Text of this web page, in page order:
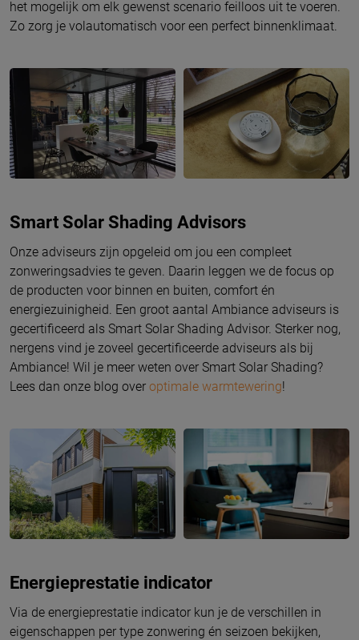
het mogelijk om elk gewenst scenario feilloos uit te voeren.
Zo zorg je volautomatisch voor een perfect binnenklimaat.
Smart Solar Shading Advisors
Onze adviseurs zijn opgeleid om jou een compleet
zonweringsadvies te geven. Daarin leggen we de focus op
de producten voor binnen en buiten, comfort én
energiezuinigheid. Een groot aantal Ambiance adviseurs is
gecertificeerd als Smart Solar Shading Advisor. Sterker nog,
nergens vind je zoveel gecertificeerde adviseurs als bij
Ambiance! Wil je meer weten over Smart Solar Shading?
Lees dan onze blog over optimale warmtewering!
Energieprestatie indicator
Via de energieprestatie indicator kun je de verschillen in
eigenschappen per type zonwering én seizoen bekijken,